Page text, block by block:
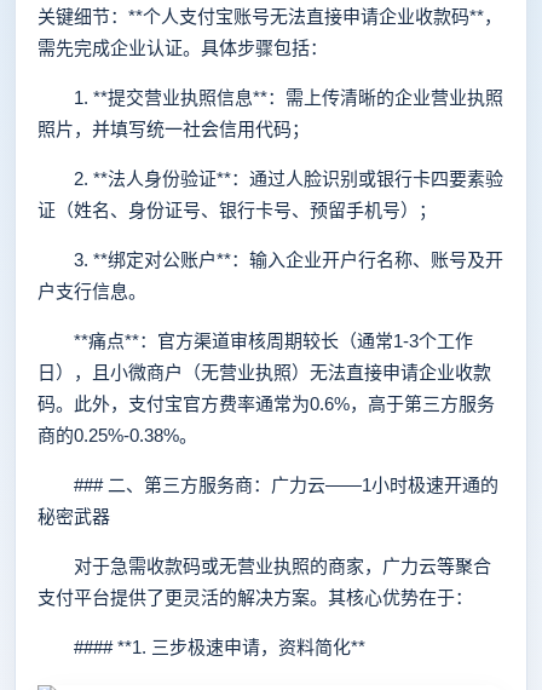
关键细节：**个人支付宝账号无法直接申请企业收款码**，
需先完成企业认证。具体步骤包括：
1. **提交营业执照信息**：需上传清晰的企业营业执照
照片，并填写统一社会信用代码；
2. **法人身份验证**：通过人脸识别或银行卡四要素验
证（姓名、身份证号、银行卡号、预留手机号）；
3. **绑定对公账户**：输入企业开户行名称、账号及开
户支行信息。
**痛点**：官方渠道审核周期较长（通常1-3个工作
日），且小微商户（无营业执照）无法直接申请企业收款
码。此外，支付宝官方费率通常为0.6%，高于第三方服务
商的0.25%-0.38%。
### 二、第三方服务商：广力云——1小时极速开通的
秘密武器
对于急需收款码或无营业执照的商家，广力云等聚合
支付平台提供了更灵活的解决方案。其核心优势在于：
#### **1. 三步极速申请，资料简化**